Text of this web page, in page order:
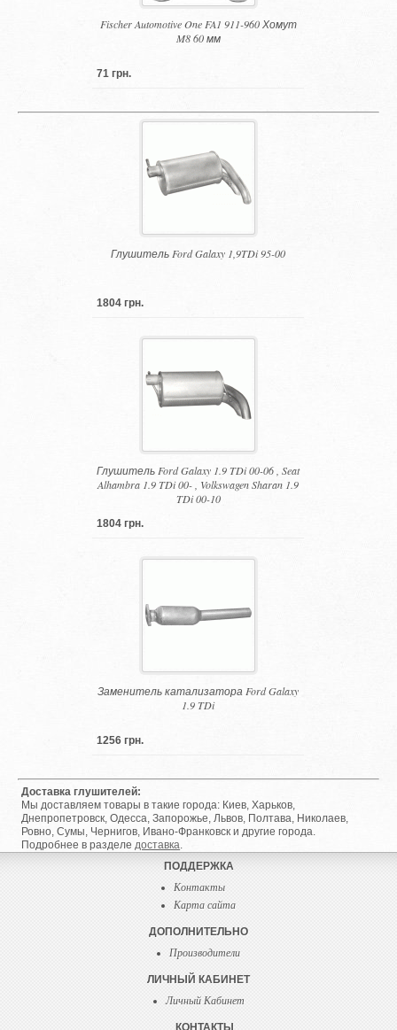
Fischer Automotive One FA1 911-960 Хомут
M8 60 мм
71 грн.
Глушитель Ford Galaxy 1,9TDi 95-00
1804 грн.
Глушитель Ford Galaxy 1.9 TDi 00-06 , Seat
Alhambra 1.9 TDi 00- , Volkswagen Sharan 1.9
TDi 00-10
1804 грн.
Заменитель катализатора Ford Galaxy
1.9 TDi
1256 грн.
Доставка глушителей:
Мы доставляем товары в такие города: Киев, Харьков,
Днепропетровск, Одесса, Запорожье, Львов, Полтава, Николаев,
Ровно, Сумы, Чернигов, Ивано-Франковск и другие города.
Подробнее в разделедоставка.
ПОДДЕРЖКА
Контакты
Карта сайта
ДОПОЛНИТЕЛЬНО
Производители
ЛИЧНЫЙ КАБИНЕТ
Личный Кабинет
КОНТАКТЫ